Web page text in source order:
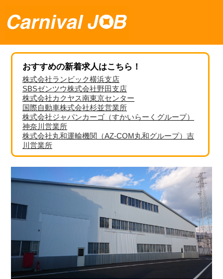
おすすめの新着求人はこちら！
株式会社ランビック横浜支店
SBSゼンツウ株式会社野田支店
株式会社カクヤス南東京センター
国際自動車株式会社杉並営業所
株式会社ジャパンカーゴ（すかいらーくグループ）
神奈川営業所
株式会社丸和運輸機関（AZ-COM丸和グループ）吉
川営業所